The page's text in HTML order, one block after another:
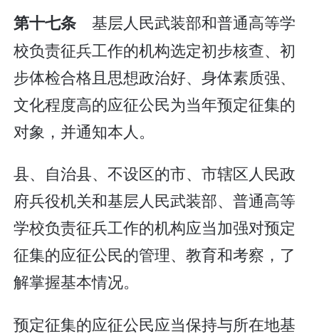
第十七条 基层人民武装部和普通高等学
校负责征兵工作的机构选定初步核查、初
步体检合格且思想政治好、身体素质强、
文化程度高的应征公民为当年预定征集的
对象，并通知本人。
县、自治县、不设区的市、市辖区人民政
府兵役机关和基层人民武装部、普通高等
学校负责征兵工作的机构应当加强对预定
征集的应征公民的管理、教育和考察，了
解掌握基本情况。
预定征集的应征公民应当保持与所在地基